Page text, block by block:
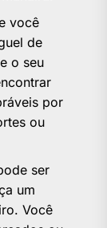
você
de
o seu
​​por
ou
ser
um
Você